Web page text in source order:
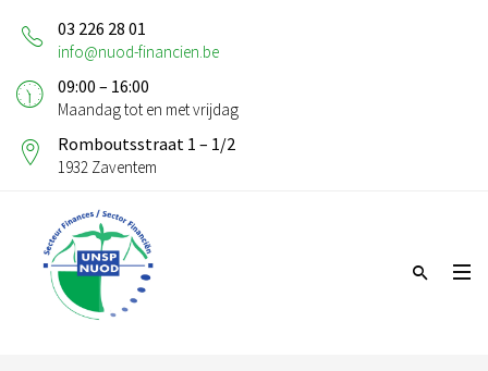
03 226 28 01
info@nuod-financien.be
09:00 – 16:00
Maandag tot en met vrijdag
Romboutsstraat 1 – 1/2
1932 Zaventem